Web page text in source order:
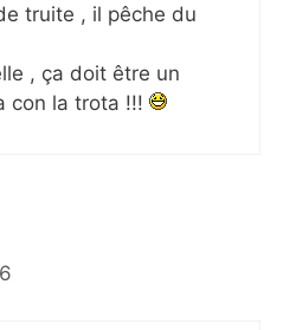
truite , il pêche du
, ça doit être un
con la trota !!!